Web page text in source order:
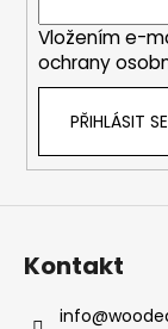
Vložením e-
ochrany
PŘIHLÁSIT SE
Kontakt
info@